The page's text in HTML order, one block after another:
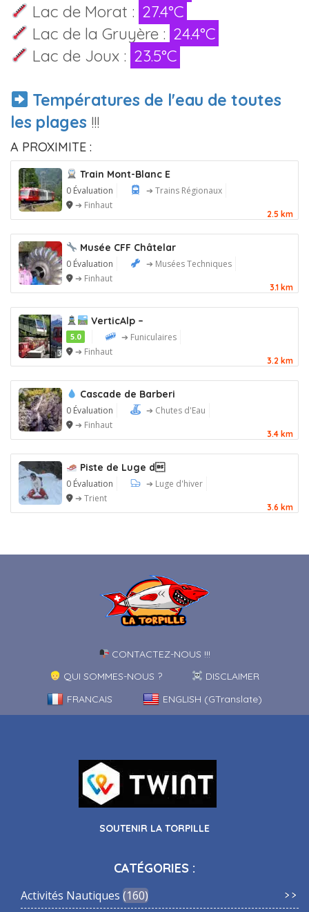
Lac de Morat : 27.4°C
Lac de la Gruyère : 24.4°C
Lac de Joux : 23.5°C
Températures de l'eau de toutes
les plages !!!
A PROXIMITE :
Train Mont-Blanc E
0 Évaluation
➔ Trains Régionaux
➔ Finhaut
2.5 km
Musée CFF Châtelar
0 Évaluation
➔ Musées Techniques
➔ Finhaut
3.1 km
VerticAlp –
5.0
➔ Funiculaires
➔ Finhaut
3.2 km
Cascade de Barberi
0 Évaluation
➔ Chutes d'Eau
➔ Finhaut
3.4 km
Piste de Luge d
0 Évaluation
➔ Luge d'hiver
➔ Trient
3.6 km
CONTACTEZ-NOUS !!!
QUI SOMMES-NOUS ?
DISCLAIMER
FRANCAIS
ENGLISH (GTranslate)
SOUTENIR LA TORPILLE
CATÉGORIES :
Activités Nautiques 160